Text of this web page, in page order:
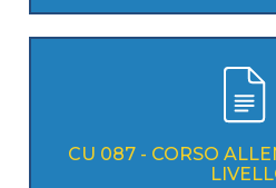
CU 087 - CORSO